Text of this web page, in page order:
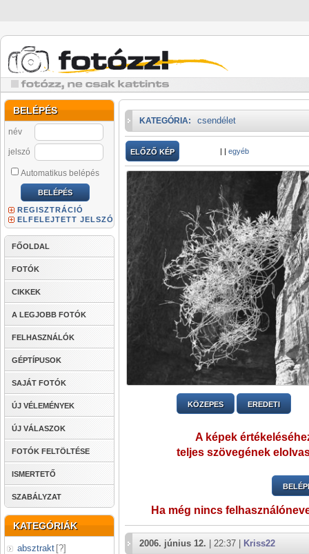
BELÉPÉS
név
jelszó
Automatikus belépés
REGISZTRÁCIÓ
ELFELEJTETT JELSZÓ
FŐOLDAL
FOTÓK
CIKKEK
A LEGJOBB FOTÓK
FELHASZNÁLÓK
GÉPTÍPUSOK
SAJÁT FOTÓK
ÚJ VÉLEMÉNYEK
ÚJ VÁLASZOK
FOTÓK FELTÖLTÉSE
ISMERTETŐ
SZABÁLYZAT
KATEGÓRIÁK
absztrakt [?]
KATEGÓRIA: csendélet
ELŐZŐ KÉP | | egyéb
KÖZEPES EREDETI
A képek
teljes szövegének
Ha még nincs
2006. június 12. | 22:37 | Kriss22